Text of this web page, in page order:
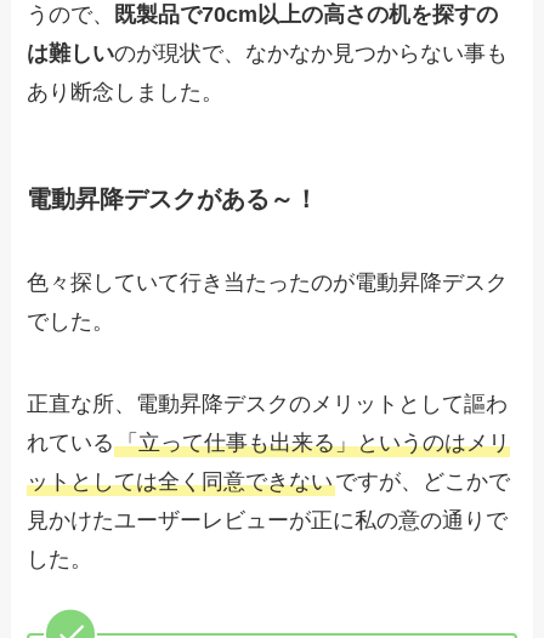
うので、
既製品で70cm以上の高さの机を探すの
は難しいのが現状で、なかなか見つからない事も
あり断念しました。
電動昇降デスクがある～！
色々探していて行き当たったのが電動昇降デスク
でした。
正直な所、電動昇降デスクのメリットとして謳わ
れている「立って仕事も出来る」というのはメリ
ットとしては全く同意できないですが、どこかで
見かけたユーザーレビューが正に私の意の通りで
した。